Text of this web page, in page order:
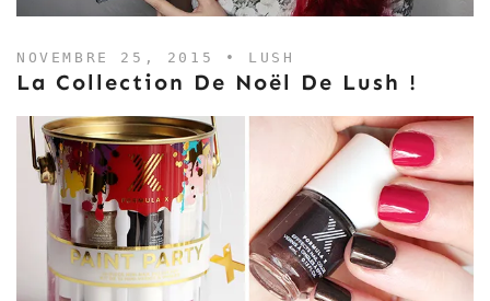
NOVEMBRE 25, 2015 • LUSH
La Collection De Noël De Lush !